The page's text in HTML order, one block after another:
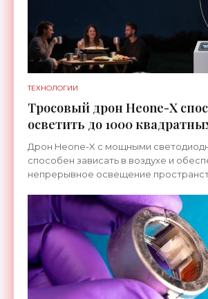
ТЕХНОЛОГИИ
Тросовый дрон Heone-X
осветить до 1000
земли - «Беспилотники»
Дрон Heone-X с мощными
способен зависать в воздухе и
непрерывное освещение
источников света,